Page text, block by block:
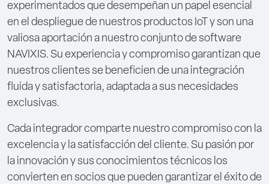
experimentados que desempeñan un papel esencial
en el despliegue de nuestros productos IoT y son una
valiosa aportación a nuestro conjunto de software
NAVIXIS. Su experiencia y compromiso garantizan que
nuestros clientes se beneficien de una integración
fluida y satisfactoria, adaptada a sus necesidades
exclusivas.
Cada integrador comparte nuestro compromiso con la
excelencia y la satisfacción del cliente. Su pasión por
la innovación y sus conocimientos técnicos los
convierten en socios que pueden garantizar el éxito de